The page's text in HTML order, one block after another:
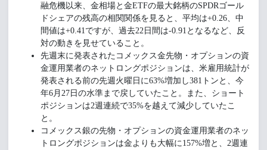
融危機以来、金相場と金ETFの最大銘柄のSPDRゴール
ドシェアの残高の相関関係を見ると、平均は+0.26、中
間値は+0.41ですが、過去22日間は-0.91となるなど、反
対の動きを見せていること。
先週末に発表されたコメックス金先物・オプションの資
金運用業者のネットロングポジションは、米雇用統計が
発表される前の先週火曜日に63%増加し381トンと、今
年6月27日の水準まで戻していたこと。また、ショート
ポジションは2週連続で35%を越えて減少していたこ
と。
コメックス銀の先物・オプションの資金運用業者のネッ
トロングポジションは金よりも大幅に157%増と、2週連